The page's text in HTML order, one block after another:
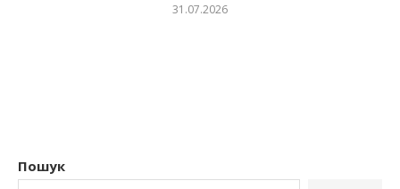
31.07.2026
Пошук